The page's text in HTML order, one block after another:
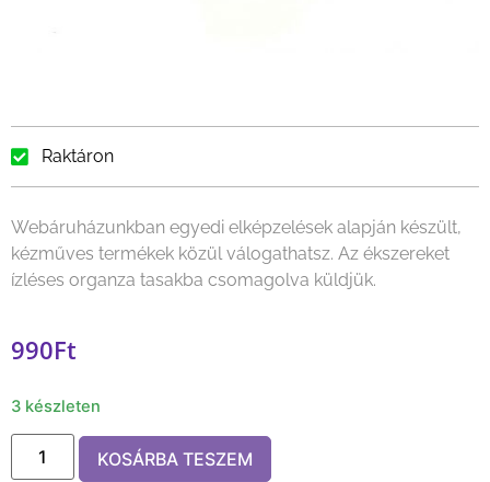
Raktáron
Webáruházunkban egyedi elképzelések alapján készült,
kézműves termékek közül válogathatsz. Az ékszereket
ízléses organza tasakba csomagolva küldjük.
990Ft
3 készleten
KOSÁRBA TESZEM